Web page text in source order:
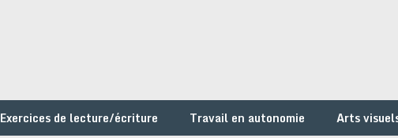
Exercices de lecture/écriture Travail en autonomie Arts